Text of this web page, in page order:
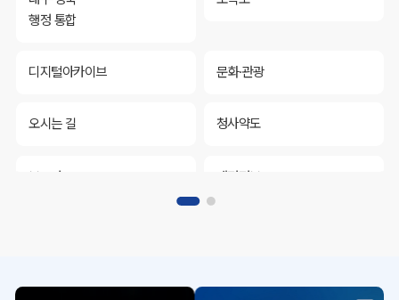
행정 통합
디지털아카이브 문화·관광
오시는 길 청사약도
보도자료 재정정보